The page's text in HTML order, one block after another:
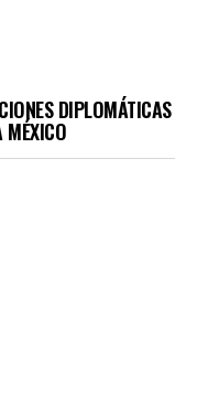
DIPLOMÁTICAS
MÉXICO